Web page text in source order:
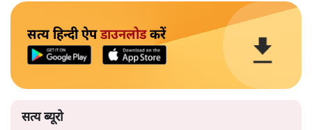
सत्य हिन्दी ऐपडाउनलोडकरें
सत्य ब्यूरो